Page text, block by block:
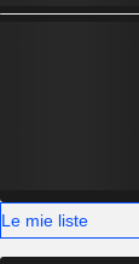
+129,04%
Le mie liste